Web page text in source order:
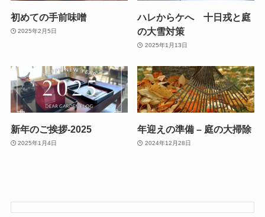
初めての手前味噌
2025年2月5日
ハレからケへ 十日戎と庭
の大雪対策
2025年1月13日
新年のご挨拶-2025
2025年1月4日
年迎えの準備 – 庭の大掃除
2024年12月28日